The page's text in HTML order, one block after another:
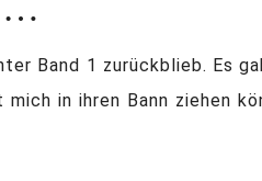
Band 1 zurückblieb. Es
in ihren Bann ziehen